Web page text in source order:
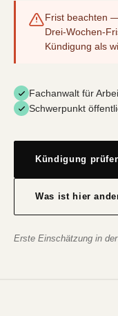
Frist beachten
Drei-Wochen-
Kündigung als
Fachanwalt für
Schwerpunkt
Kündigung
Was ist hier
Erste Einschätzung in